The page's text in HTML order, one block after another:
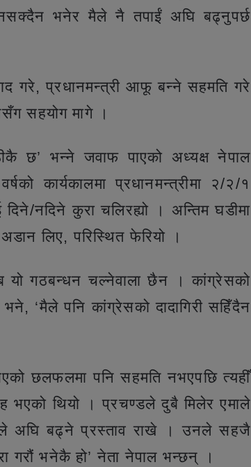
भनेर मैले नै तपाईं अघि बढ्नुपर्छ
गरे, प्रधानमन्त्री आफू बन्ने सहमति गरे
सहयोग मागे ।
छ’ भन्ने जवाफ पाएको अध्यक्ष नेपाल
कार्यकालमा प्रधानमन्त्रीमा २/२/१
दिने/नदिने कुरा चलिरह्यो । अन्तिम घडीमा
लिए, परिस्थित फेरियो ।
यो गठबन्धन चल्नेवाला छैन । कांग्रेसको
‘मैले पनि कांग्रेसको दादागिरी सहिँदैन
छलफलमा पनि सहमति नभएपछि त्यहीँ
भएको थियो । प्रचण्डले दुबै मिलेर एमाले
अघि बढ्ने प्रस्ताव राखे । उनले सहजै
गरौं भनेकै हो’ नेता नेपाल भन्छन् ।